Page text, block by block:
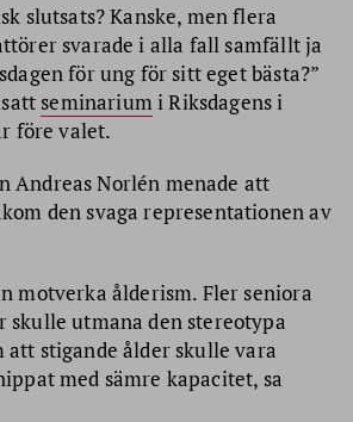
slutsats? Kanske, men flera
svarade i alla fall samfällt ja
för ung för sitt eget bästa?”
seminariumi Riksdagens i
före valet.
Andreas Norlén menade att
den svaga representationen av
motverka ålderism. Fler seniora
skulle utmana den stereotypa
stigande ålder skulle vara
med sämre kapacitet, sa